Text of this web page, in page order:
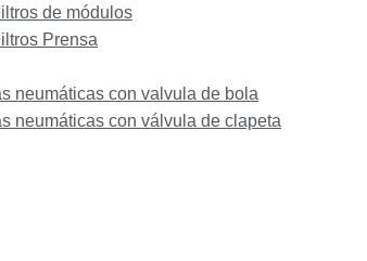
de módulos
Prensa
neumáticas con valvula de bola
neumáticas con válvula de clapeta